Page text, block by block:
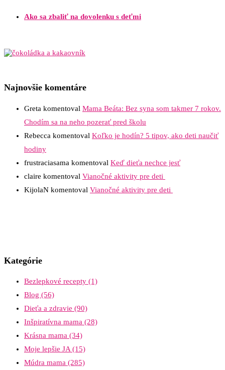
Ako sa zbaliť na dovolenku s deťmi
Najnovšie komentáre
Greta komentoval Mama Beáta: Bez syna som takmer 7 rokov.
Chodím sa na neho pozerať pred školu
Rebecca komentoval Koľko je hodín? 5 tipov, ako deti naučiť
hodiny
frustraciasama komentoval Keď dieťa nechce jesť
claire komentoval Vianočné aktivity pre deti
KijolaN komentoval Vianočné aktivity pre deti
Kategórie
Bezlepkové recepty (1)
Blog (56)
Dieťa a zdravie (90)
Inšpiratívna mama (28)
Krásna mama (34)
Moje lepšie JA(15)
Múdra mama (285)